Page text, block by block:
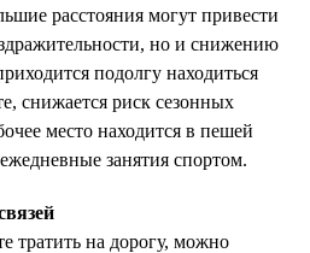
расстояния могут привести
но и снижению
подолгу находиться
снижается риск сезонных
место находится в пешей
занятия спортом.
тратить на дорогу, можно